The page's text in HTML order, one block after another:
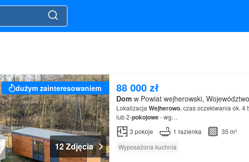
dużym zainteresowaniem
12 Zdjęcia
88 000 zł
Domw Powiat wejherowski,
Lokalizacja Wejherowo, czas oczekiwania ok. 4
lub 2-pokojowe- wg…
3 pokoje 1 łazienka
35 m²
Wyposażona kuchnia